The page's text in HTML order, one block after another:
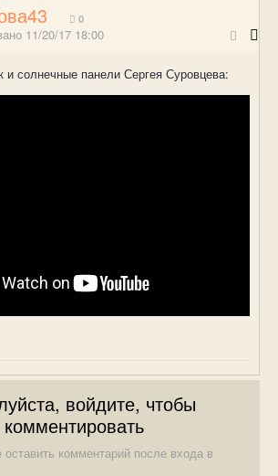
0
11/20/17 18:00
и солнечные панели Сергея Суровцева:
войдите, чтобы
комментировать
комментарий после входа в